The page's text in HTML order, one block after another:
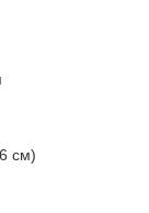
см)